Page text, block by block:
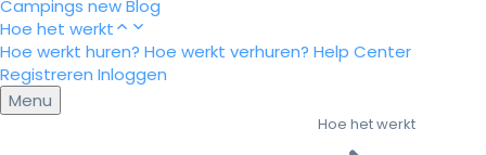
Campings newBlog
Hoe het werkt
Hoe werkt huren? Hoe werkt verhuren? Help Center
Registreren Inloggen
Menu
Hoe het werkt